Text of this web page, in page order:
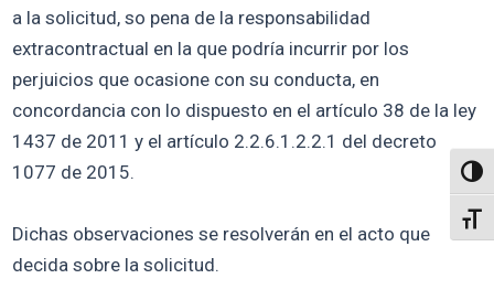
a la solicitud, so pena de la responsabilidad
extracontractual en la que podría incurrir por los
perjuicios que ocasione con su conducta, en
concordancia con lo dispuesto en el artículo 38 de la ley
1437 de 2011 y el artículo 2.2.6.1.2.2.1 del decreto
1077 de 2015.
Dichas observaciones se resolverán en el acto que
decida sobre la solicitud.